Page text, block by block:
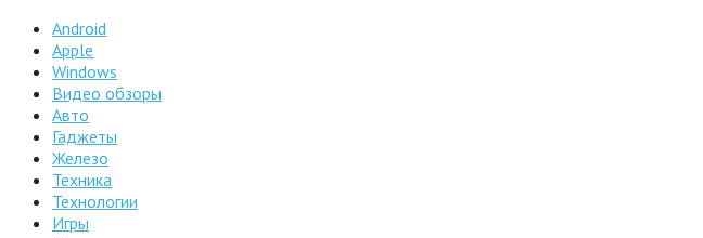
Android
Apple
Windows
Видео обзоры
Авто
Гаджеты
Железо
Техника
Технологии
Игры